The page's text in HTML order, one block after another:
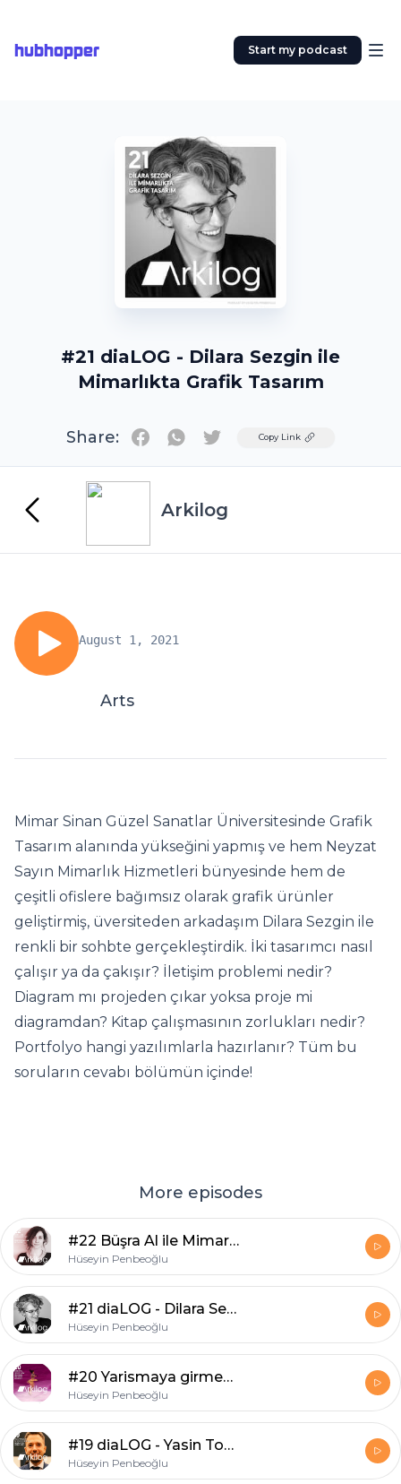
hubhopper Start my podcast
#21 diaLOG - Dilara Sezgin ile
Mimarlıkta Grafik Tasarım
Share: TwitterCopy Link
Arkilog
August 1, 2021
Arts
Mimar Sinan Güzel Sanatlar Üniversitesinde Grafik
Tasarım alanında yükseğini yapmış ve hem Neyzat
Sayın Mimarlık Hizmetleri bünyesinde hem de
çeşitli ofislere bağımsız olarak grafik ürünler
geliştirmiş, üversiteden arkadaşım Dilara Sezgin ile
renkli bir sohbte gerçekleştirdik. İki tasarımcı nasıl
çalışır ya da çakışır? İletişim problemi nedir?
Diagram mı projeden çıkar yoksa proje mi
diagramdan? Kitap çalışmasının zorlukları nedir?
Portfolyo hangi yazılımlarla hazırlanır? Tüm bu
soruların cevabı bölümün içinde!
More episodes
#22 Büşra Al ile Mimarlık ve "SEX" - Erkek olmayanlar ne yapıyor?
Hüseyin Penbeoğlu
#21 diaLOG - Dilara Sezgin ile Mimarlıkta Grafik Tasarım
Hüseyin Penbeoğlu
#20 Yarismaya girmek ya da girmemek, işte bütün mesele bu!
Hüseyin Penbeoğlu
#19 diaLOG - Yasin Toparlar ile Sürdürülebilirlik - Regülasyon çözüm mü?
Hüseyin Penbeoğlu